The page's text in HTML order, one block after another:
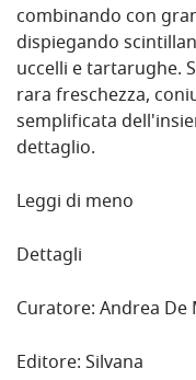
combinando con
dispiegando
uccelli e tartarughe.
rara freschezza,
semplificata
dettaglio.
Leggi di meno
Dettagli
Curatore: Andrea
Editore: Silvana